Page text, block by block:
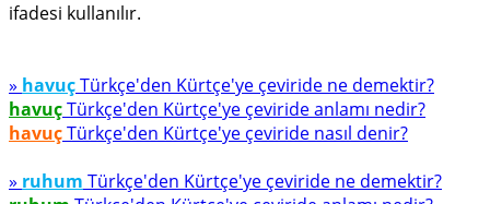
ifadesi kullanılır.
» havuçTürkçe'den Kürtçe'ye çeviride ne demektir?
havuçTürkçe'den Kürtçe'ye çeviride anlamı nedir?
havuçTürkçe'den Kürtçe'ye çeviride nasıl denir?
» ruhum Türkçe'den Kürtçe'ye çeviride ne demektir?